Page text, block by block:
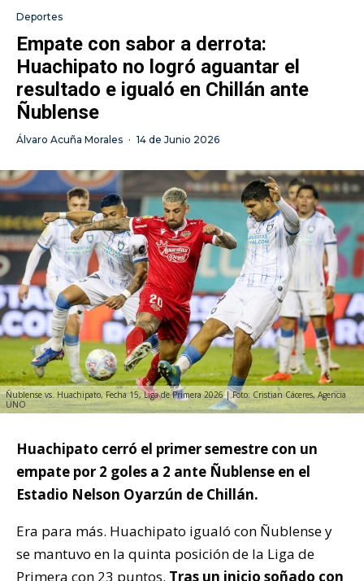
Deportes
Empate con sabor a derrota:
Huachipato no logró aguantar el
resultado e igualó en Chillán ante
Ñublense
Álvaro Acuña Morales · 14 de Junio 2026
Ñublense vs. Huachipato, Fecha 15, Liga de Primera 2026 | Foto: Cristian Cáceres, Agencia
UNO
Huachipato cerró el primer semestre con un
empate por 2 goles a 2 ante Ñublense en el
Estadio Nelson Oyarzún de Chillán.
Era para más. Huachipato igualó con Ñublense y
se mantuvo en la quinta posición de la Liga de
Primera con 23 puntos. Tras un inicio soñado con